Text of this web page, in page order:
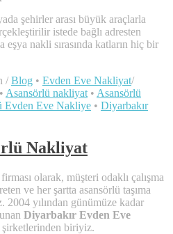
şehirler arası büyük araçlarla
istede bağlı adresten
eşya nakli sırasında katların hiç bir
/ Blog • Evden Eve Nakliyat/
• Asansörlü nakliyat • Asansörlü
Evden Eve Nakliye • Diyarbakır
Nakliyat
firması olarak, müşteri odaklı çalışma
ve her şartta asansörlü taşıma
2004 yılından günümüze kadar
Diyarbakır Evden Eve
şirketlerinden biriyiz.